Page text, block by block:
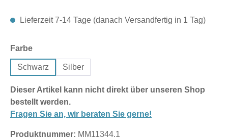
Lieferzeit 7-14 Tage (danach Versandfertig in 1 Tag)
Farbeauswählen
Schwarz Silber
Dieser Artikel kann nicht direkt über unseren Shop
bestellt werden.
Fragen Sie an, wir beraten Sie gerne!
Produktnummer: MM11344.1